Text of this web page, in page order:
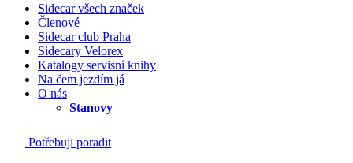
Sidecar všech značek
Členové
Sidecar club Praha
Sidecary Velorex
Katalogy servisní knihy
Na čem jezdím já
O nás
Stanovy
Potřebuji poradit